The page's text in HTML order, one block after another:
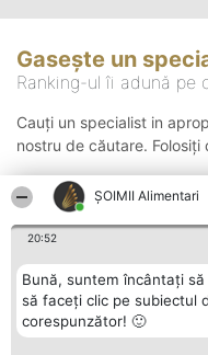
ŞOIMII Alimentari
20:52
Bună, suntem încântați
să faceți clic pe subiectul
corespunzător! 🙂
Gasește un
Ranking-ul îi adună pe
Cauți un specialist in
nostru de căutare.